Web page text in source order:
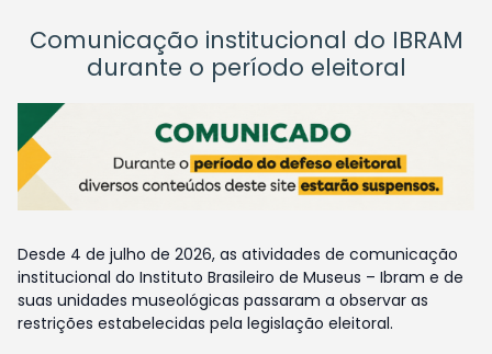
Comunicação institucional do IBRAM
durante o período eleitoral
Desde 4 de julho de 2026, as atividades de comunicação
institucional do Instituto Brasileiro de Museus – Ibram e de
suas unidades museológicas passaram a observar as
restrições estabelecidas pela legislação eleitoral.